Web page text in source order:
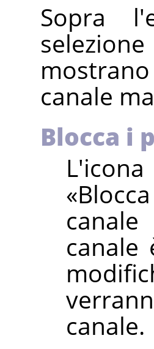
Sopra
canale
Blocca i
«
canale
canale.